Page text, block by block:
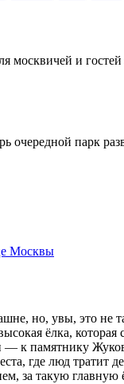
москвичей и
парк
Москвы
но, увы, это не
ёлка,
— к памятнику
где люд тратит
за такую главную